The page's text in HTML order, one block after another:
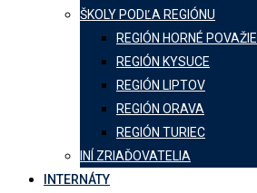
ŠKOLY PODĽA REGIÓNU
REGIÓN HORNÉ POVAŽIE
REGIÓN KYSUCE
REGIÓN LIPTOV
REGIÓN ORAVA
REGIÓN TURIEC
INÍ ZRIAĎOVATELIA
INTERNÁTY